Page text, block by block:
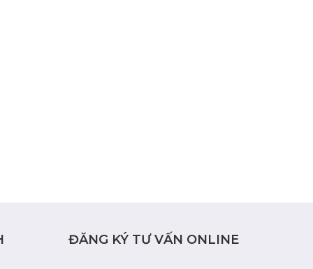
ĐĂNG KÝ TƯ VẤN ONLINE